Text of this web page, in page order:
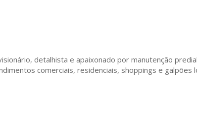
detalhista e apaixonado por manutenção
comerciais, residenciais, shoppings e galpões